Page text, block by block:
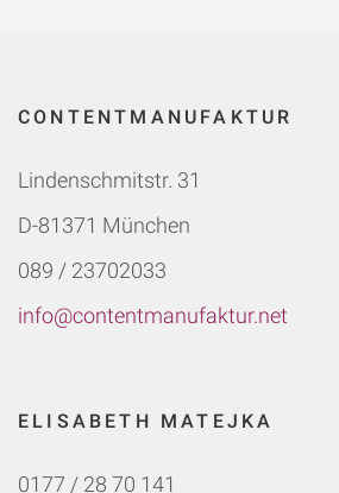
CONTENTMANUFAKTUR
Lindenschmitstr. 31
D-81371 München
089 / 23702033
info@contentmanufaktur.net
ELISABETH MATEJKA
0177 / 28 70 141